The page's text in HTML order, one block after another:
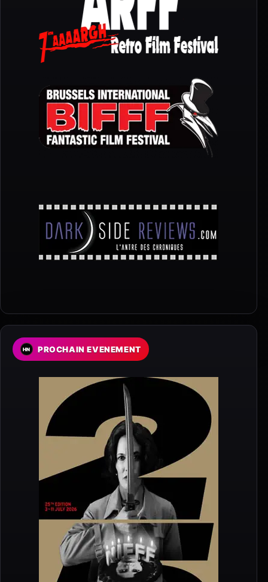
PROCHAIN EVENEMENT